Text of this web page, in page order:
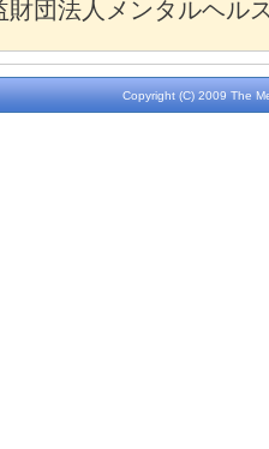
財団法人メンタルヘル
Copyright (C) 2009 The